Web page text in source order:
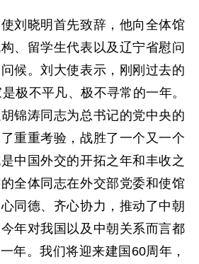
晓明首先致辞，他向全体馆
、留学生代表以及辽宁省慰问
候。刘大使表示，刚刚过去的
极不平凡、极不寻常的一年。
锦涛同志为总书记的党中央的
重重考验，战胜了一个又一个
中国外交的开拓之年和丰收之
全体同志在外交部党委和使馆
同德、齐心协力，推动了中朝
年对我国以及中朝关系而言都
年。我们将迎来建国60周年，